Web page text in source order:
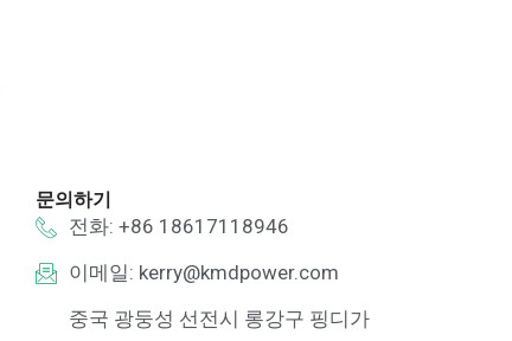
문의하기
전화: +86 18617118946
이메일: kerry@kmdpower.com
중국 광둥성 선전시 롱강구 핑디가